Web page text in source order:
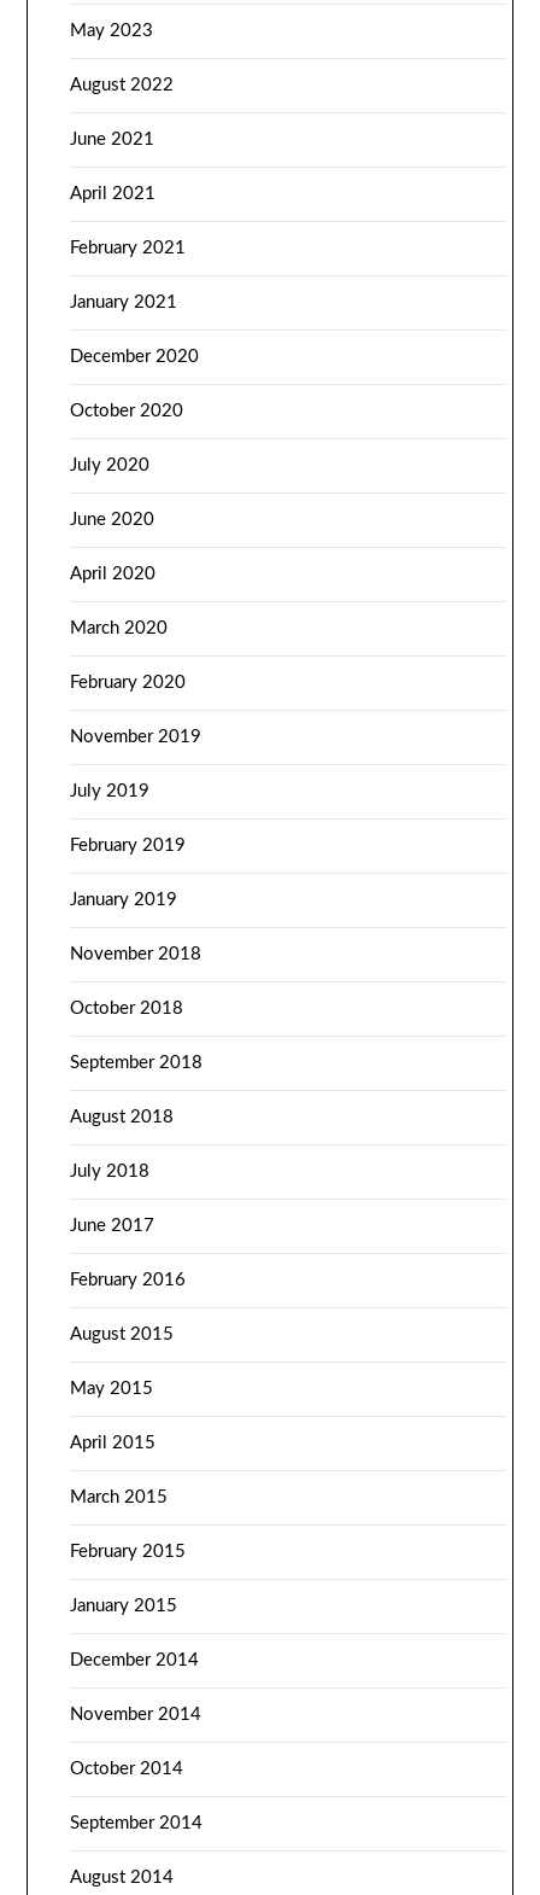
May 2023
August 2022
June 2021
April 2021
February 2021
January 2021
December 2020
October 2020
July 2020
June 2020
April 2020
March 2020
February 2020
November 2019
July 2019
February 2019
January 2019
November 2018
October 2018
September 2018
August 2018
July 2018
June 2017
February 2016
August 2015
May 2015
April 2015
March 2015
February 2015
January 2015
December 2014
November 2014
October 2014
September 2014
August 2014